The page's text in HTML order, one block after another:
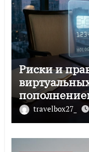
Риски и
travelbox27_